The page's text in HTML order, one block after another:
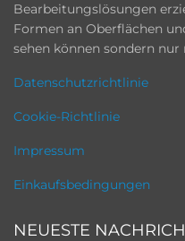
Bearbeitungslösungen
Formen an Oberflächen
sehen können sondern nur
Datenschutzrichtlinie
Cookie-Richtlinie
Impressum
Einkaufsbedingungen
NEUESTE